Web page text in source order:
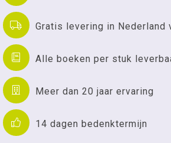
Gratis levering in Nederland
Alle boeken per stuk
Meer dan 20 jaar ervaring
14 dagen bedenktermijn